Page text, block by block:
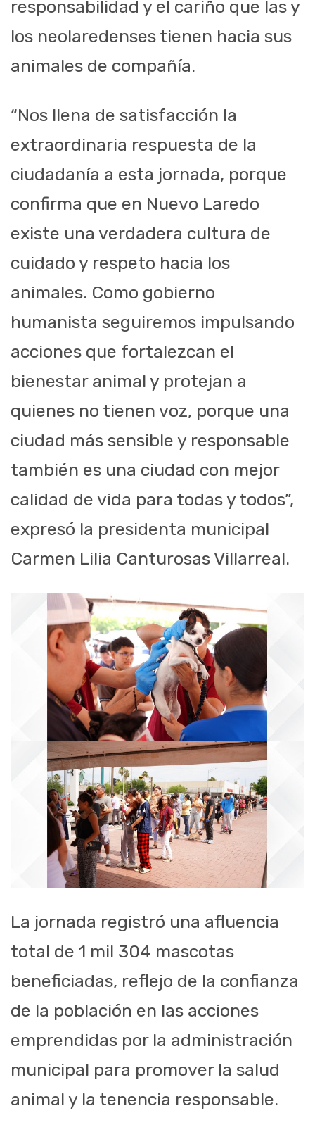
responsabilidad y el cariño que las y
los neolaredenses tienen hacia sus
animales de compañía.
“Nos llena de satisfacción la
extraordinaria respuesta de la
ciudadanía a esta jornada, porque
confirma que en Nuevo Laredo
existe una verdadera cultura de
cuidado y respeto hacia los
animales. Como gobierno
humanista seguiremos impulsando
acciones que fortalezcan el
bienestar animal y protejan a
quienes no tienen voz, porque una
ciudad más sensible y responsable
también es una ciudad con mejor
calidad de vida para todas y todos”,
expresó la presidenta municipal
Carmen Lilia Canturosas Villarreal.
La jornada registró una afluencia
total de 1 mil 304 mascotas
beneficiadas, reflejo de la confianza
de la población en las acciones
emprendidas por la administración
municipal para promover la salud
animal y la tenencia responsable.